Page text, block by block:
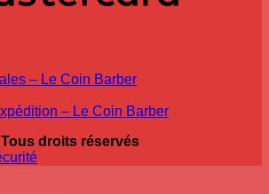
– Le Coin Barber
– Le Coin Barber
droits réservés